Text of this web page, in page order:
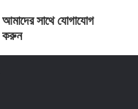
আমাদের সাথে যোগাযোগ
করুন